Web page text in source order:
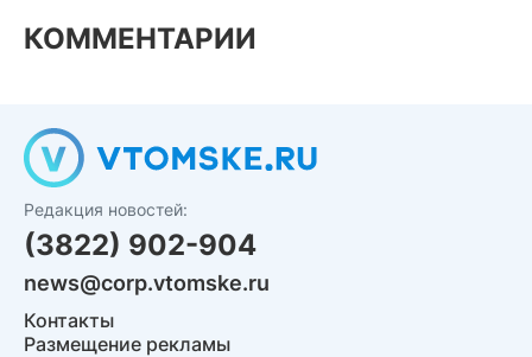
КОММЕНТАРИИ
Редакция новостей:
(3822) 902-904
news@corp.vtomske.ru
Контакты
Размещение рекламы